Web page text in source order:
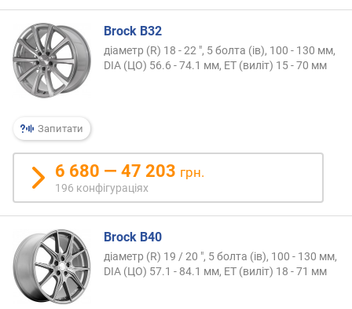
д
о
д
о
р
г
и
х
в
і
д
д
о
р
о
Запитати
Brock B32
діаметр (R) 18 - 22 ", 5 болта (ів), 100 - 130 мм,
DIA (ЦО) 56.6 - 74.1 мм, ET (виліт) 15 - 70 мм
6 680 — 47 203 грн.
196 конфігураціях
Brock B40
діаметр (R) 19 / 20 ", 5 болта (ів), 100 - 130 мм,
DIA (ЦО) 57.1 - 84.1 мм, ET (виліт) 18 - 71 мм